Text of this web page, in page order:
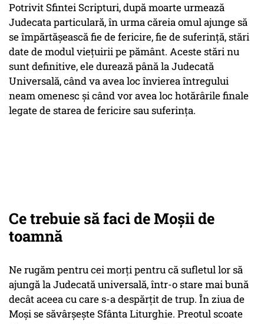
Potrivit Sfintei Scripturi, după moarte urmează
Judecata particulară, în urma căreia omul ajunge să
se împărtăşească fie de fericire, fie de suferinţă, stări
date de modul vieţuirii pe pământ. Aceste stări nu
sunt definitive, ele durează până la Judecată
Universală, când va avea loc învierea întregului
neam omenesc şi când vor avea loc hotărârile finale
legate de starea de fericire sau suferinţa.
Ce trebuie să faci de Moșii de
toamnă
Ne rugăm pentru cei morţi pentru că sufletul lor să
ajungă la Judecată universală, într-o stare mai bună
decât aceea cu care s-a despărţit de trup. În ziua de
Moşi se săvârşeşte Sfânta Liturghie. Preotul scoate